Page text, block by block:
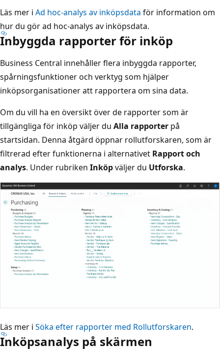
Läs mer i Ad hoc-analys av inköpsdata för information om
hur du gör ad hoc-analys av inköpsdata.
Inbyggda rapporter för inköp
Business Central innehåller flera inbyggda rapporter,
spårningsfunktioner och verktyg som hjälper
inköpsorganisationer att rapportera om sina data.
Om du vill ha en översikt över de rapporter som är
tillgängliga för inköp väljer du Alla rapporter på
startsidan. Denna åtgärd öppnar rollutforskaren, som är
filtrerad efter funktionerna i alternativet Rapport och
analys. Under rubriken Inköpväljer du Utforska.
Läs mer i Söka efter rapporter med Rollutforskaren.
Inköpsanalys på skärmen